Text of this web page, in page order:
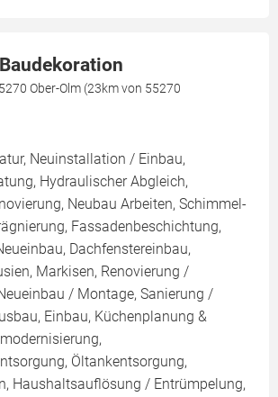
Ober-Olm (23km von 55270
Neuinstallation / Einbau,
Hydraulischer Abgleich,
Neubau Arbeiten, Schimmel-
Fassadenbeschichtung,
Dachfenstereinbau,
Markisen, Renovierung /
/ Montage, Sanierung /
Einbau, Küchenplanung &
Öltankentsorgung,
Haushaltsauflösung / Entrümpelung,